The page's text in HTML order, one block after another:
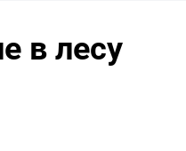
в лесу